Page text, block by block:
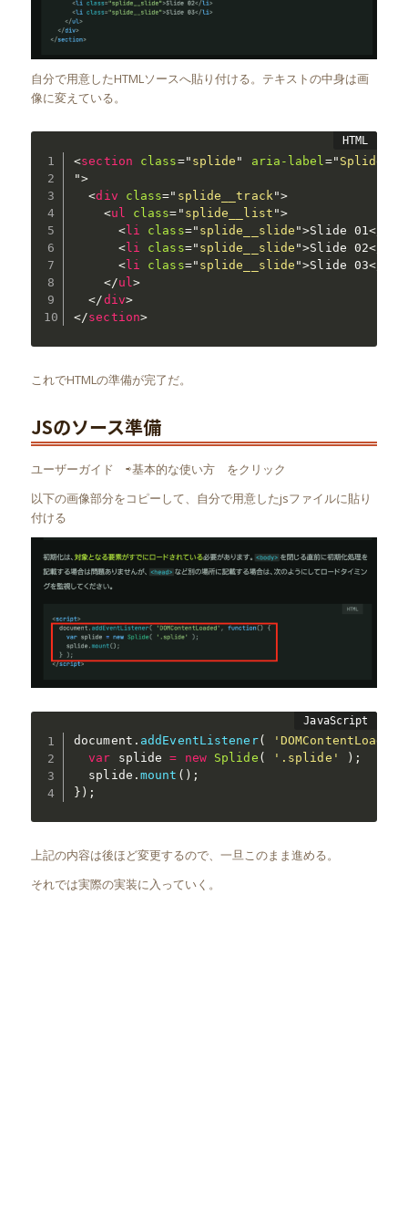
自分で用意したHTMLソースへ貼り付ける。テキストの中身は画
像に変えている。
<section class=" splide " aria-label ="
">
<div class=" splide__track ">
<ul class= " splide__list ">
<li class=" splide__slide ">Slide 01</
<li class=" splide__slide ">Slide 02</
<li class=" splide__slide ">Slide 03</
</ul >
</div>
</section>
これでHTMLの準備が完了だ。
JSのソース準備
ユーザーガイド ⇨基本的な使い方 をクリック
以下の画像部分をコピーして、自分で用意したjsファイルに貼り
付ける
document . addEventListener( 'DOMContentLoaded'
var splide = new Splide ( '.splide' ) ;
  splide
.mount ( ) ;
} ) ;
上記の内容は後ほど変更するので、一旦このまま進める。
それでは実際の実装に入っていく。